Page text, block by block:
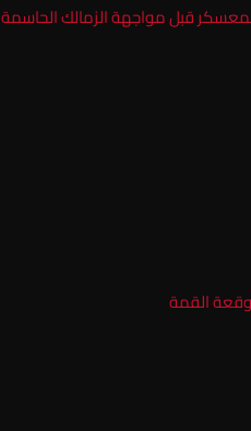
قبل مواجهة الزمالك الحاسمة
القمة